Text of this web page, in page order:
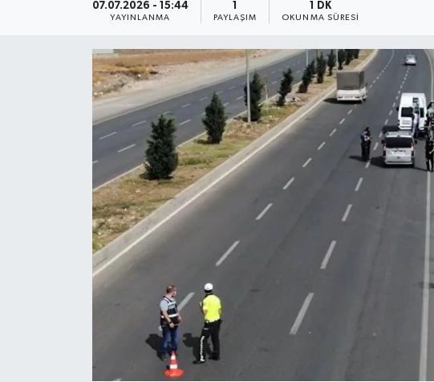
07.07.2026 - 15:44
YAYINLANMA PAYLAŞIM
1 DK
OKUNMA SÜRESI
EĞİTİM
İLÇE HABERLERİ
KÜLTÜR-SANAT
ROPORTAJ
KADIN-AİLE
Haber Arşivi